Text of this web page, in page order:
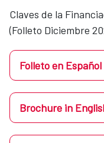
Claves de la
(Folleto Diciembre
Folleto en Español
Brochure in